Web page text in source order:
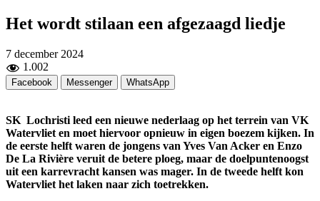
Het wordt stilaan een afgezaagd liedje
7 december 2024
1.002
Facebook Messenger WhatsApp
SK Lochristi leed een nieuwe nederlaag op het terrein van VK
Watervliet en moet hiervoor opnieuw in eigen boezem kijken. In
de eerste helft waren de jongens van Yves Van Acker en Enzo
De La Rivière veruit de betere ploeg, maar de doelpuntenoogst
uit een karrevracht kansen was mager. In de tweede helft kon
Watervliet het laken naar zich toetrekken.